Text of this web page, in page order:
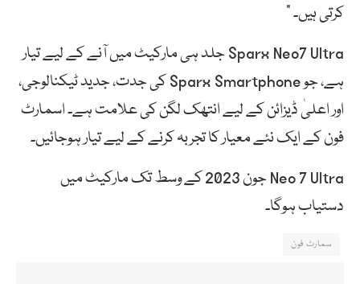
کرتی ہیں۔ ”
Sparx Neo7 Ultra جلد ہی مارکیٹ میں آنے کے لیے تیار
ہے، جو Sparx Smartphone کی جدت، جدید ٹیکنالوجی،
اور اعلیٰ ڈیزائن کے لیے انتھک لگن کی علامت ہے۔ اسمارٹ
فون کے ایک نئے معیار کا تجربہ کرنے کے لیے تیار ہوجائیں۔
Neo 7 Ultra جون 2023 کے وسط تک مارکیٹ میں
دستیاب ہوگا۔
سمارٹ فون